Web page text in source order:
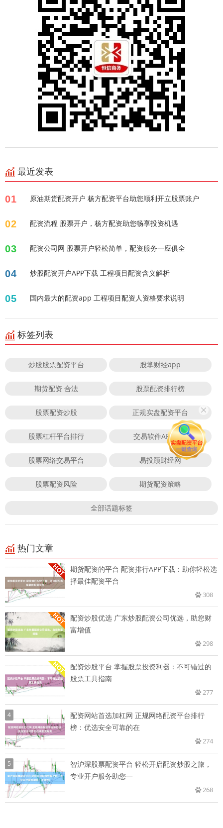
最近发表
01 原油期货配资开户 杨方配资平台助您顺利开立股票账户
02 配资流程 股票开户，杨方配资助您畅享投资机遇
03 配资公司网 股票开户轻松简单，配资服务一应俱全
04 炒股配资开户APP下载 工程项目配资含义解析
05 国内最大的配资app 工程项目配资人资格要求说明
标签列表
炒股股票配资平台 股掌财经app
期货配资 合法 股票配资排行榜
股票配资炒股 正规实盘配资平台
股票杠杆平台排行 交易软件APP下载
股票网络交易平台 易投顾财经网
股票配资风险 期货配资策略
全部话题标签
热门文章
期货配资的平台 配资排行APP下载：助你轻松选
择最佳配资平台
308
配资炒股优选 广东炒股配资公司优选，助您财
富增值
298
配资炒股平台 掌握股票投资利器：不可错过的
股票工具指南
277
4
配资网站首选加杠网 正规网络配资平台排行
榜：优选安全可靠的在
274
5
智沪深股票配资平台 轻松开启配资炒股之旅，
专业开户服务助您一
268